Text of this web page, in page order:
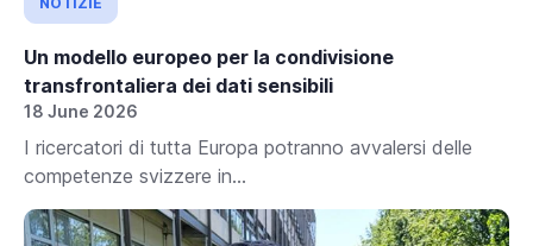
Un modello europeo per la condivisione
transfrontaliera dei dati sensibili
18 June 2026
I ricercatori di tutta Europa potranno avvalersi delle
competenze svizzere in...